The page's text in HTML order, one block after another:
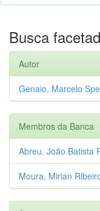
Busca
Autor
Genaio, Marcelo
Membros da Banca
Abreu, João Batista
Moura, Mirian